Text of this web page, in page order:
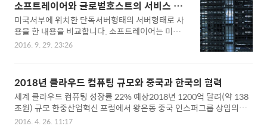
W를 인스톨하여 바로 사용했습니다.시스템 구성이
나 확장은 서버 단위..
같습니다. 웹서비스 운영 방식을 선택 1. 무료계정
서비스 -> 블로그나 개인홈페이지 또는 소규모 기업
홍보 홈페이지 2. 고정IP를 이용한 개인 PC 활용 ->
비공식 커뮤니티 3. 웹호스팅 -> 소규모 웹서비스
-> 특화되고 표준화된 웹서비스 (ex- 중소형 쇼핑몰
등) 5. 임대 서버호스팅 -> 중소형 웹 서비스 6. 서버
구입과 코로케이션 -> 중대형 웹 서비스..
소프트레이어와 글로벌호스트의 서비스 비
교
미국서부에 위치한 단독서버형태의 서버형태로 사
용을 한 내용을 비교합니다. 소프트레이어는 미국
서부 산호세에 위치한 글로벌기업(IBM)이며, 글로
니다. 소프트레이어 장점- 서버의 종류를 다양하게
선택할 수 있습니다.- 미국의 여러 위치를 선택할 수
있습니다. 소프트레이어 단점- 기술지원을 바로바
로 받기가 어렵습니다.- 한국회사가 아니라 그런지
미국회사 시스템과 같은 느낌 글로벌호스트 장점-
윈도우 원격데스크톱 접속과 작동이 아주 부드럽게
2016. 9. 29. 23:26
2018년 클라우드 컴퓨팅 규모와 중국과 한국의 협력
세계 클라우드 컴퓨팅 성장률 22% 예상2018년 1200억 달려(약 138
조원) 규모 한중산업혁신 포럼에서 왕은동 중국 인스퍼그룹 상임의장
은 한국과 파트너쉽 구축과 교류 제안 인스퍼는 중국의 대형 IT기업서
2016. 4. 26. 11:17